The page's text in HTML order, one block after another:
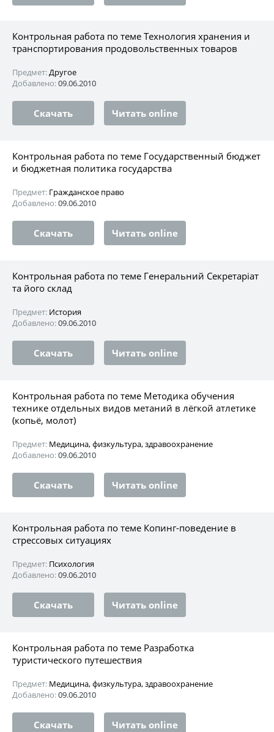
Контрольная работа по теме Технология хранения и
транспортирования продовольственных товаров
Предмет:Другое
Добавлено:09.06.2010
Скачать Читать online
Контрольная работа по теме Государственный бюджет
и бюджетная политика государства
Предмет: Гражданское право
Добавлено:09.06.2010
Скачать Читать online
Контрольная работа по теме Генеральний Секретаріат
та його склад
Предмет: История
Добавлено:09.06.2010
Скачать Читать online
Контрольная работа по теме Методика обучения
технике отдельных видов метаний в лёгкой атлетике
(копьё, молот)
Предмет: Медицина, физкультура, здравоохранение
Добавлено:09.06.2010
Скачать Читать online
Контрольная работа по теме Копинг-поведение в
стрессовых ситуациях
Предмет: Психология
Добавлено:09.06.2010
Скачать Читать online
Контрольная работа по теме Разработка
туристического путешествия
Предмет: Медицина, физкультура, здравоохранение
Добавлено:09.06.2010
Скачать Читать online